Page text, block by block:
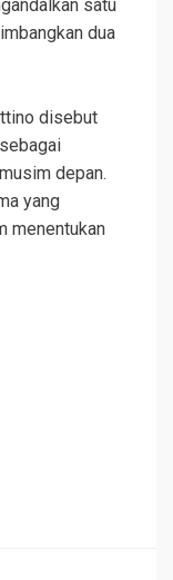
satu
dua
disebut
depan.
yang
menentukan